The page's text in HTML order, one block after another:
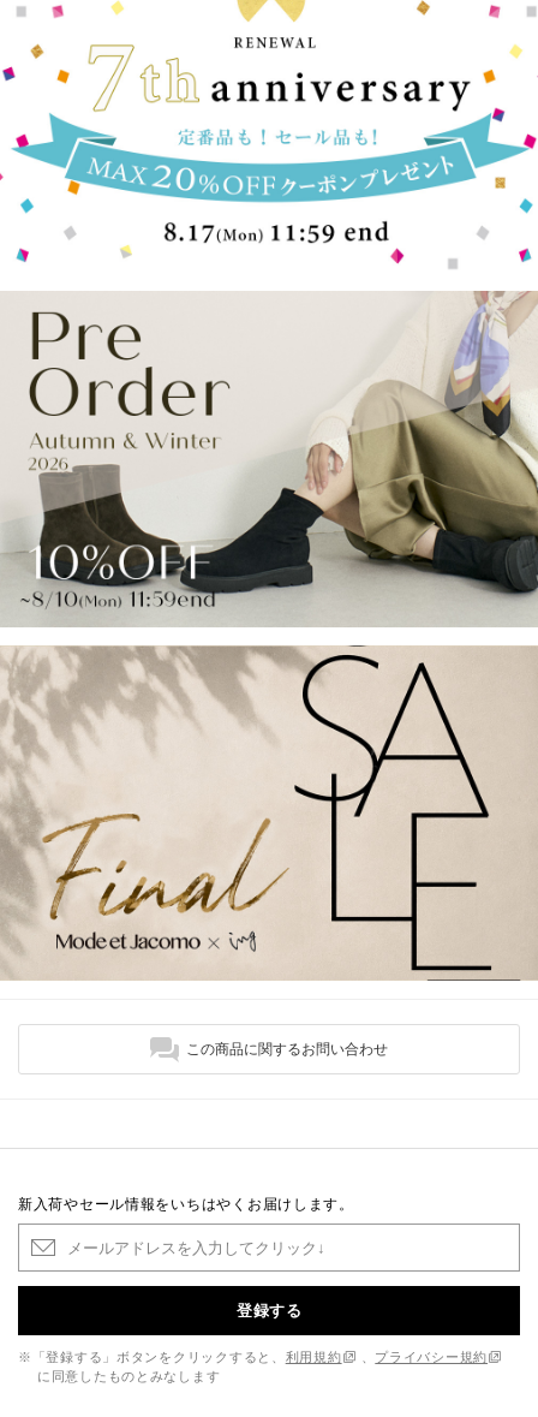
この商品に関するお問い合わせ
新入荷やセール情報をいちはやくお届けします。
登録する
※「登録する」ボタンをクリックすると、 利用規約
プライバシー規約
に同意したものとみなします